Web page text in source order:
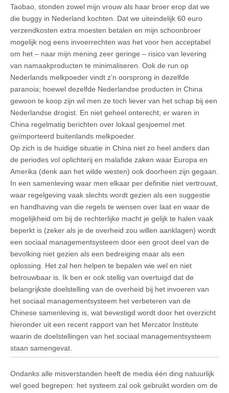
Taobao, stonden zowel mijn vrouw als haar broer erop dat we
die buggy in Nederland kochten. Dat we uiteindelijk 60 euro
verzendkosten extra moesten betalen en mijn schoonbroer
mogelijk nog eens invoerrechten was het voor hen acceptabel
om het – naar mijn mening zeer geringe – risico van levering
van namaakproducten te minimaliseren. Ook de run op
Nederlands melkpoeder vindt z’n oorsprong in dezelfde
paranoia; hoewel dezelfde Nederlandse producten in China
gewoon te koop zijn wil men ze toch liever van het schap bij een
Nederlandse drogist. En niet geheel onterecht; er waren in
China regelmatig berichten over lokaal gesjoemel met
geïmporteerd buitenlands melkpoeder.
Op zich is de huidige situatie in China niet zo heel anders dan
de periodes vol oplichterij en malafide zaken waar Europa en
Amerika (denk aan het wilde westen) ook doorheen zijn gegaan.
In een samenleving waar men elkaar per definitie niet vertrouwt,
waar regelgeving vaak slechts wordt gezien als een suggestie
en handhaving van die regels te wensen over laat en waar de
mogelijkheid om bij de rechterlijke macht je gelijk te halen vaak
beperkt is (zeker als je de overheid zou willen aanklagen) wordt
een sociaal managementsysteem door een groot deel van de
bevolking niet gezien als een bedreiging maar als een
oplossing. Het zal hen helpen te bepalen wie wel en niet
betrouwbaar is. Ik ben er ook stellig van overtuigd dat de
belangrijkste doelstelling van de overheid bij het invoeren van
het sociaal managementsysteem het verbeteren van de
Chinese samenleving is, wat bevestigd wordt door het overzicht
hieronder uit een recent rapport van het Mercator Institute
waarin de doelstellingen van het sociaal managementsysteem
staan samengevat.
Ondanks alle misverstanden heeft de media één ding natuurlijk
wel goed begrepen: het systeem zal ook gebruikt worden om de